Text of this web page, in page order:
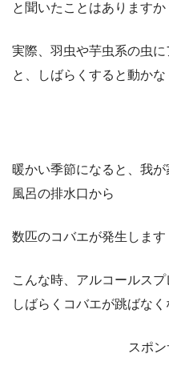
と聞いたことはありますか
実際、羽虫や芋虫系の虫
と、しばらくすると動かな
暖かい季節になると、我
風呂の排水口から
数匹のコバエが発生します
こんな時、アルコールス
しばらくコバエが跳ばなく
スポ